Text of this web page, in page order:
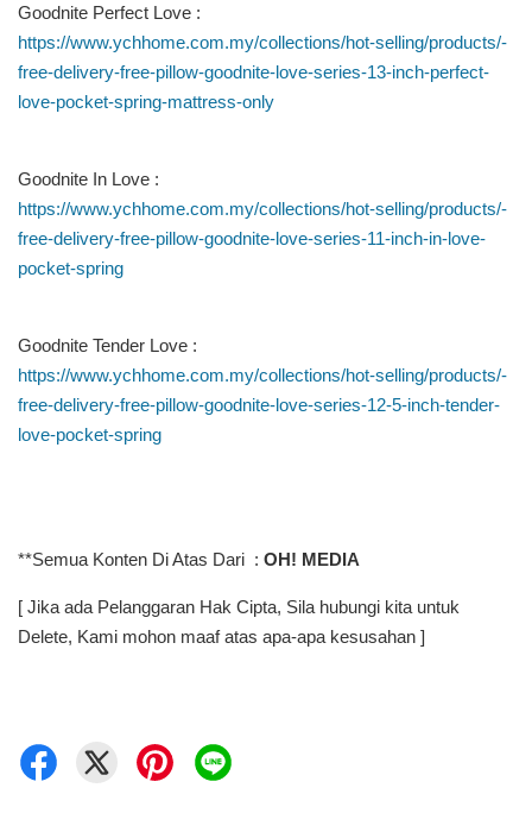
Goodnite Perfect Love :
https://www.ychhome.com.my/collections/hot-selling/products/-
free-delivery-free-pillow-goodnite-love-series-13-inch-perfect-
love-pocket-spring-mattress-only
Goodnite In Love :
https://www.ychhome.com.my/collections/hot-selling/products/-
free-delivery-free-pillow-goodnite-love-series-11-inch-in-love-
pocket-spring
Goodnite Tender Love :
https://www.ychhome.com.my/collections/hot-selling/products/-
free-delivery-free-pillow-goodnite-love-series-12-5-inch-tender-
love-pocket-spring
**Semua Konten Di Atas Dari : OH! MEDIA
[ Jika ada Pelanggaran Hak Cipta, Sila hubungi kita untuk
Delete, Kami mohon maaf atas apa-apa kesusahan ]